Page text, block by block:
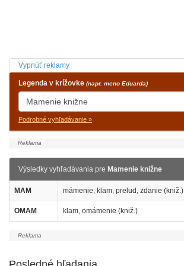
Vypnúť reklamy
Legenda v krížovke (napr. meno Eduarda)
Podrobné vyhľadávanie »
Výsledky vyhľadávania pre Mamenie knižne
MAM mámenie, klam, prelud, zdanie (kniž.)
OMAM klam, omámenie (kniž.)